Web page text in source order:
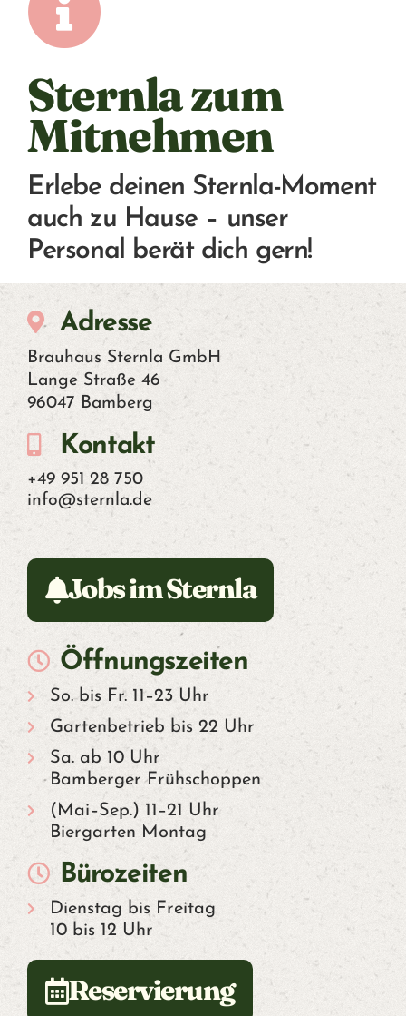
Sternla zum
Mitnehmen
Erlebe deinen Sternla-Moment
auch zu Hause – unser
Personal berät dich gern!
Adresse
Brauhaus Sternla GmbH
Lange Straße 46
96047 Bamberg
Kontakt
+49 951 28 750
info@sternla.de
Jobs im Sternla
Öffnungszeiten
So. bis Fr. 11–23 Uhr
Gartenbetrieb bis 22 Uhr
Sa. ab 10 Uhr
Bamberger Frühschoppen
(Mai–Sep.) 11–21 Uhr
Biergarten Montag
Bürozeiten
Dienstag bis Freitag
10 bis 12 Uhr
Reservierung